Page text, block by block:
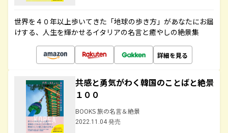
世界を４０年以上歩いてきた「地球の歩き方」があなたにお届
けする、人生を輝かせるイタリアの名言と癒やしの絶景集
詳細を見る
共感と勇気がわく韓国のことばと絶景
１００
BOOKS 旅の名言＆絶景
2022.11.04 発売